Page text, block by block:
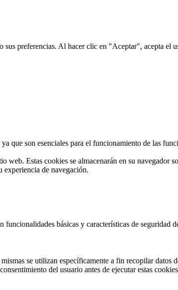
preferencias. Al hacer clic en "Aceptar", acepta el
que son esenciales para el funcionamiento de las
Estas cookies se almacenarán en su navegador
experiencia de navegación.
básicas y características de
se utilizan específicamente a fin recopilar datos
del usuario antes de ejecutar estas